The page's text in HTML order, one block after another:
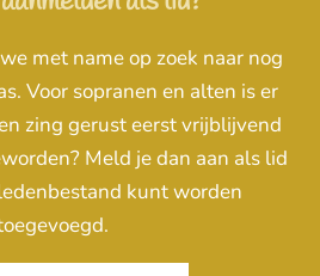
met name op zoek naar nog
Voor sopranen en alten is er
zing gerust eerst vrijblijvend
Meld je dan aan als lid
kunt worden